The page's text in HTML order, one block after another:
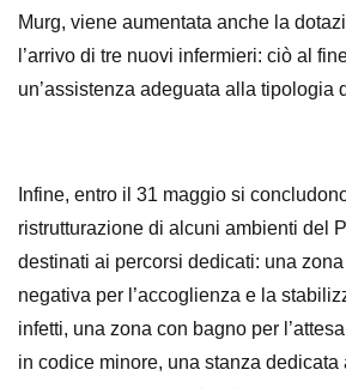
Murg, viene aumentata anche la
l’arrivo di tre nuovi infermieri: ciò al
un’assistenza adeguata alla tipologia
Infine, entro il 31 maggio si
ristrutturazione di alcuni ambienti del
destinati ai percorsi dedicati: una
negativa per l’accoglienza e la
infetti, una zona con bagno per
in codice minore, una stanza dedicata